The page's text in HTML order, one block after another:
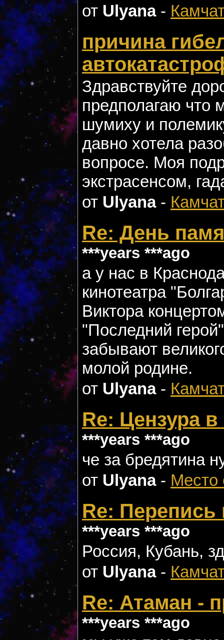
от Ulyana-
причина
Здравствуйте
предполагаю что
шумиху и
давно хотела
вопросе. Моя
экстрасенсом,
от Ulyana-
Re: День
***years ***ago
а у нас в
кинотеатра
Виктора
"Последний
забывают
молой родине.
от Ulyana-
Re: Цензура в
***years ***ago
че за бредятина
от Ulyana- Место
Re: Перепись
***years ***ago
Россия, Кубань,
от Ulyana-
Re: Атаман -
***years ***ago